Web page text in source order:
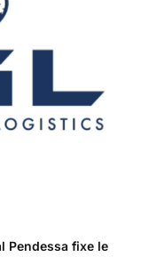
Pendessa fixe le